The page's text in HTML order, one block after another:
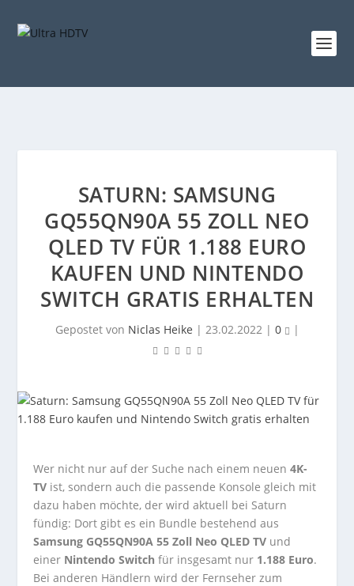
SATURN: SAMSUNG
GQ55QN90A 55 ZOLL NEO
QLED TV FÜR 1.188 EURO
KAUFEN UND NINTENDO
SWITCH GRATIS ERHALTEN
Gepostet von Niclas Heike | 23.02.2022| 0 |
Wer nicht nur auf der Suche nach einem neuen4K-
TV ist, sondern auch die passende Konsole gleich mit
dazu haben möchte, der wird aktuell bei Saturn
fündig: Dort gibt es ein Bundle bestehend aus
Samsung GQ55QN90A 55 Zoll Neo QLED TV und
einer Nintendo Switch für insgesamt nur 1.188 Euro.
Bei anderen Händlern wird der Fernseher zum